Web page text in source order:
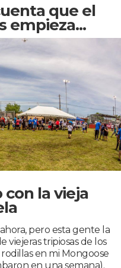
que el
empieza...
la vieja
pero esta gente la
tripiosas de los
en mi Mongoose
en una semana).